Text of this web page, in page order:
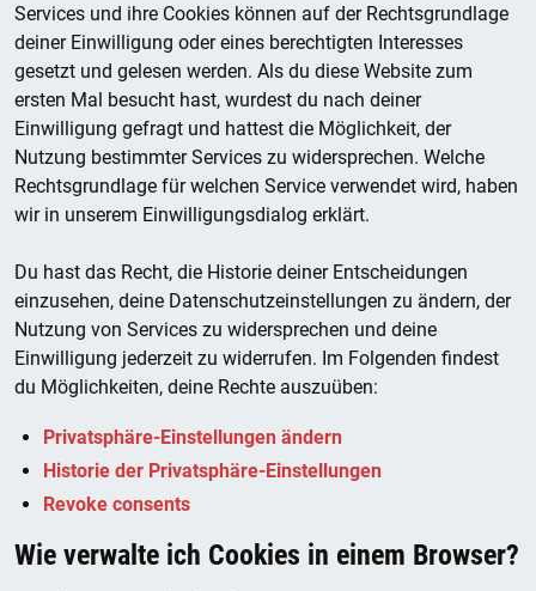
Services und ihre Cookies können auf der Rechtsgrundlage
deiner Einwilligung oder eines berechtigten Interesses
gesetzt und gelesen werden. Als du diese Website zum
ersten Mal besucht hast, wurdest du nach deiner
Einwilligung gefragt und hattest die Möglichkeit, der
Nutzung bestimmter Services zu widersprechen. Welche
Rechtsgrundlage für welchen Service verwendet wird, haben
wir in unserem Einwilligungsdialog erklärt.
Du hast das Recht, die Historie deiner Entscheidungen
einzusehen, deine Datenschutzeinstellungen zu ändern, der
Nutzung von Services zu widersprechen und deine
Einwilligung jederzeit zu widerrufen. Im Folgenden findest
du Möglichkeiten, deine Rechte auszuüben:
Privatsphäre-Einstellungen ändern
Historie der Privatsphäre-Einstellungen
Revoke consents
Wie verwalte ich Cookies in einem Browser?